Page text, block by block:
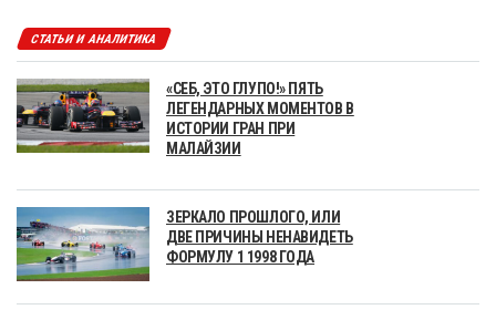
СТАТЬИ И АНАЛИТИКА
«СЕБ, ЭТО ГЛУПО!» ПЯТЬ
ЛЕГЕНДАРНЫХ МОМЕНТОВ В
ИСТОРИИ ГРАН ПРИ
МАЛАЙЗИИ
ЗЕРКАЛО ПРОШЛОГО, ИЛИ
ДВЕ ПРИЧИНЫ НЕНАВИДЕТЬ
ФОРМУЛУ 1 1998 ГОДА